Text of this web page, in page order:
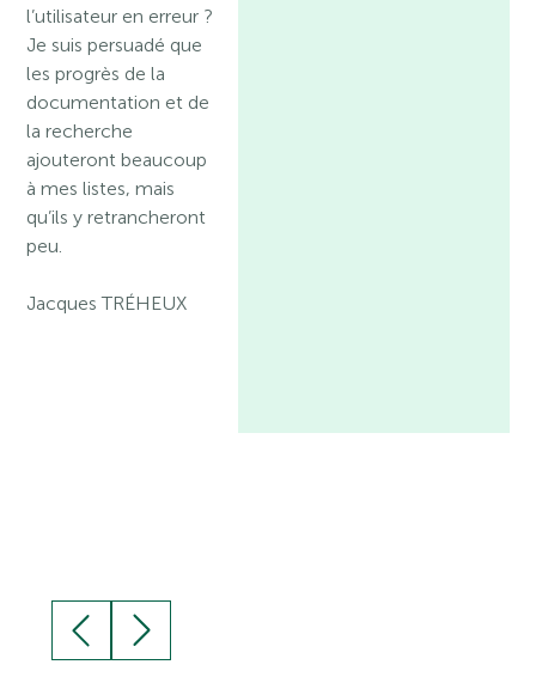
l’utilisateur en erreur ?
Je suis persuadé que
les progrès de la
documentation et de
la recherche
ajouteront beaucoup
à mes listes, mais
qu’ils y retrancheront
peu.
Jacques TRÉHEUX